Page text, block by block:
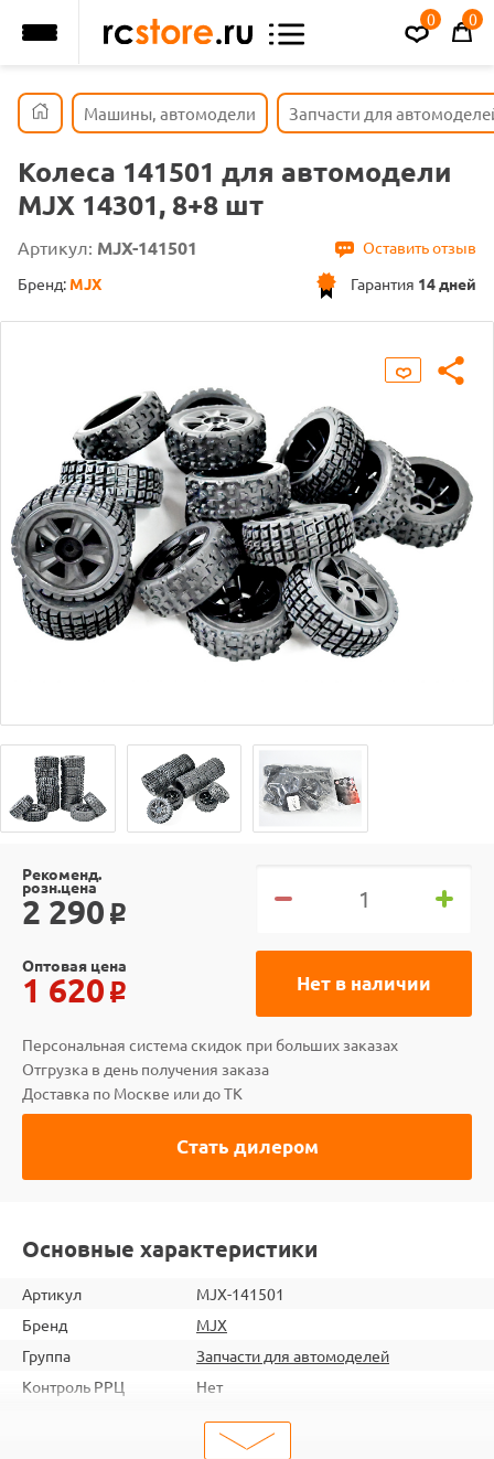
0 0
Машины, автомодели Запчасти для
Колеса 141501 для автомодели
MJX 14301, 8+8 шт
Артикул: MJX-141501
Оставить отзыв
Гарантия 14 дней
Бренд: MJX
Рекоменд.
розн.цена
2 290 o
Нет в наличии
Оптовая цена
1 620 o
Персональная система скидок при больших заказах
Отгрузка в день получения заказа
Доставка по Москве или до ТК
Стать дилером
Основные характеристики
Артикул
MJX-141501
Бренд
MJX
Группа
Запчасти для автомоделей
Контроль РРЦ
Нет
2000000273617
Запчасти для автомоделей